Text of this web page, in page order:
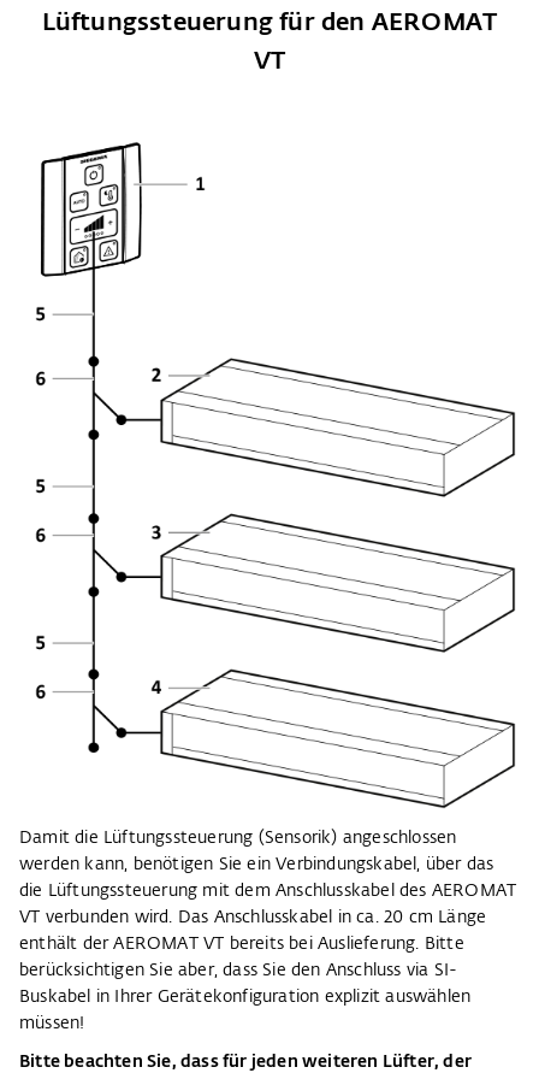
Lüftungssteuerung für den AEROMAT
VT
Damit die Lüftungssteuerung (Sensorik) angeschlossen
werden kann, benötigen Sie ein Verbindungskabel, über das
die Lüftungssteuerung mit dem Anschlusskabel des AEROMAT
VT verbunden wird. Das Anschlusskabel in ca. 20 cm Länge
enthält der AEROMAT VT bereits bei Auslieferung. Bitte
berücksichtigen Sie aber, dass Sie den Anschluss via SI-
Buskabel in Ihrer Gerätekonfiguration explizit auswählen
müssen!
Bitte beachten Sie, dass für jeden weiteren Lüfter, der